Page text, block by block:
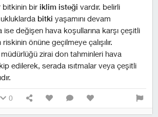
bitkinin bir iklim isteği vardır. belirli
bitki yaşamını devam
ise değişen hava koşullarına karşı çeşitli
önüne geçilmeye çalışılır.
zirai don tahminleri hava
edilerek, serada ısıtmalar veya çeşitli
0